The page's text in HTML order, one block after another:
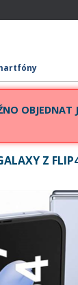
OBJEDNAT
Z